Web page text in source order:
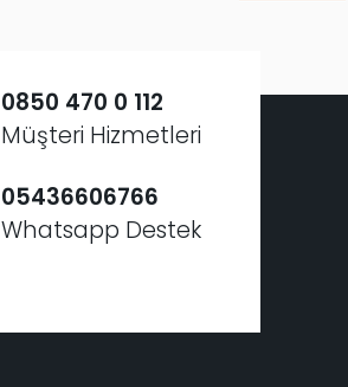
0850 470 0 112
Müşteri Hizmetleri
05436606766
Whatsapp Destek